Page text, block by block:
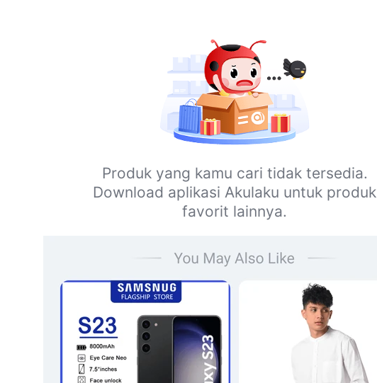
Produk yang kamu cari tidak tersedia.
Download aplikasi Akulaku untuk produk
favorit lainnya.